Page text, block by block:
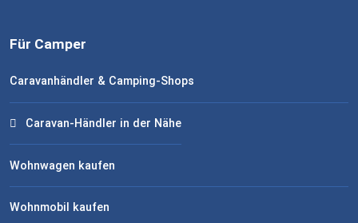
Für Camper
Caravanhändler & Camping-Shops
Caravan-Händler in der Nähe
Wohnwagen kaufen
Wohnmobil kaufen